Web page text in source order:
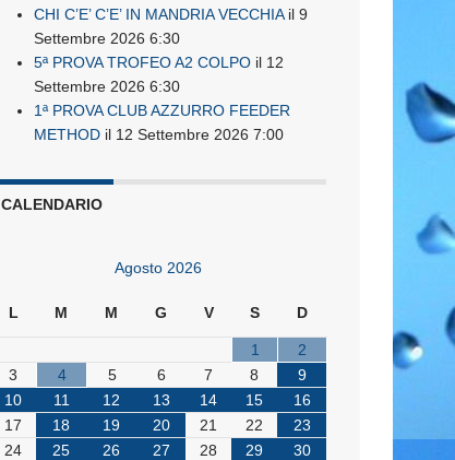
CHI C’E’ C’E’ IN MANDRIA VECCHIAil 9
Settembre 2026 6:30
5ª PROVA TROFEO A2 COLPO il 12
Settembre 2026 6:30
1ª PROVA CLUB AZZURRO FEEDER
METHOD il 12 Settembre 2026 7:00
CALENDARIO
Agosto 2026
L M M G V S D
1
2
3
4 5 6 7 8
9
10
11 12 13 14 15
16
17
18 19 20 21 22
23
24
25 26 27 28 29
30